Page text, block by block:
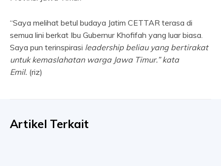
“Saya melihat betul budaya Jatim CETTAR terasa di
semua lini berkat Ibu Gubernur Khofifah yang luar biasa.
Saya pun terinspirasi leadership beliau yang bertirakat
untuk kemaslahatan warga Jawa Timur.” kata
Emil. (riz)
Artikel Terkait